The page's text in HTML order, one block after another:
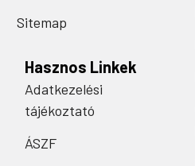
Sitemap
Hasznos Linkek
Adatkezelési
tájékoztató
ÁSZF